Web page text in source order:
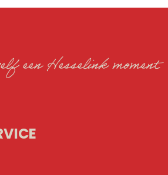
een Hesselink moment